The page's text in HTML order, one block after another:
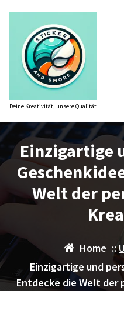
springen
Deine Kreativität, unsere Qualität
Einzigartige
Welt der
Home ::
Einzigartige und
Entdecke die Welt der